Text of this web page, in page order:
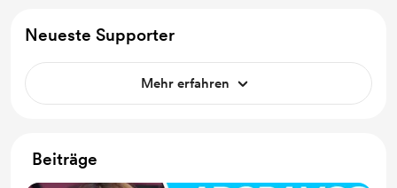
Neueste Supporter
Mehr erfahren
Beiträge